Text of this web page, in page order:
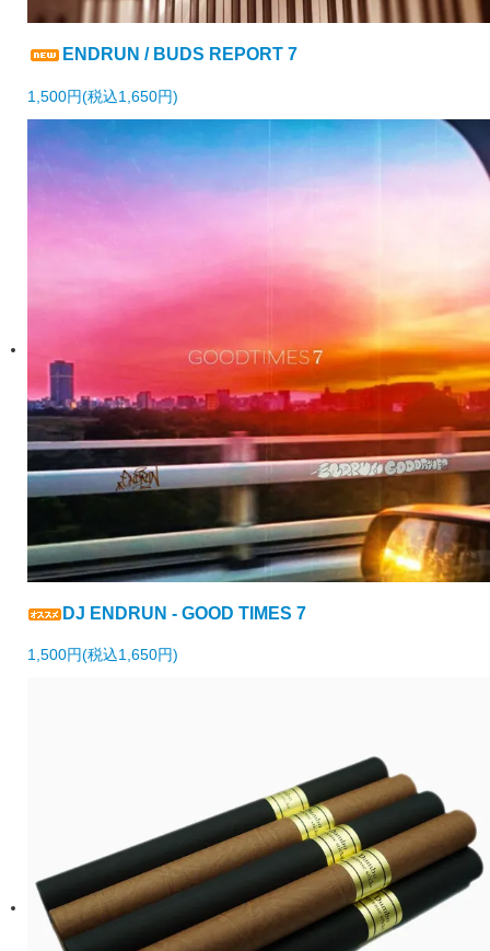
ENDRUN / BUDS REPORT 7
1,500円(税込1,650円)
DJ ENDRUN - GOOD TIMES 7
1,500円(税込1,650円)